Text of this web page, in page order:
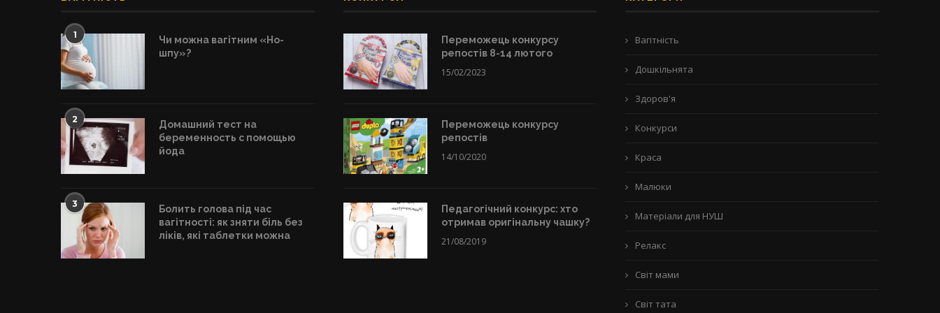
1
Чи можна вагітним «Но-
шпу»?
2
Домашний тест на
беременность с помощью
йода
3
Болить голова під час
вагітності: як зняти біль без
ліків, які таблетки можна
Переможець конкурсу
репостів 8-14 лютого
15/02/2023
Переможець конкурсу
репостів
14/10/2020
Педагогічний конкурс: хто
отримав оригінальну чашку?
21/08/2019
Вагітність
Дошкільнята
Здоров'я
Конкурси
Краса
Малюки
Матеріали для НУШ
Релакс
Світ мами
Світ тата